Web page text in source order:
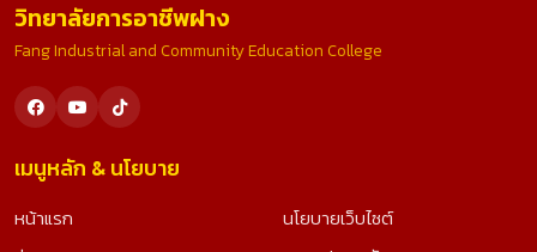
วิทยาลัยการอาชีพฝาง
Fang Industrial and Community Education College
เมนูหลัก & นโยบาย
หน้าแรก
นโยบายเว็บไซต์